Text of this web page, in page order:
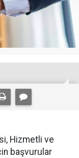
Hizmetli ve
başvurular